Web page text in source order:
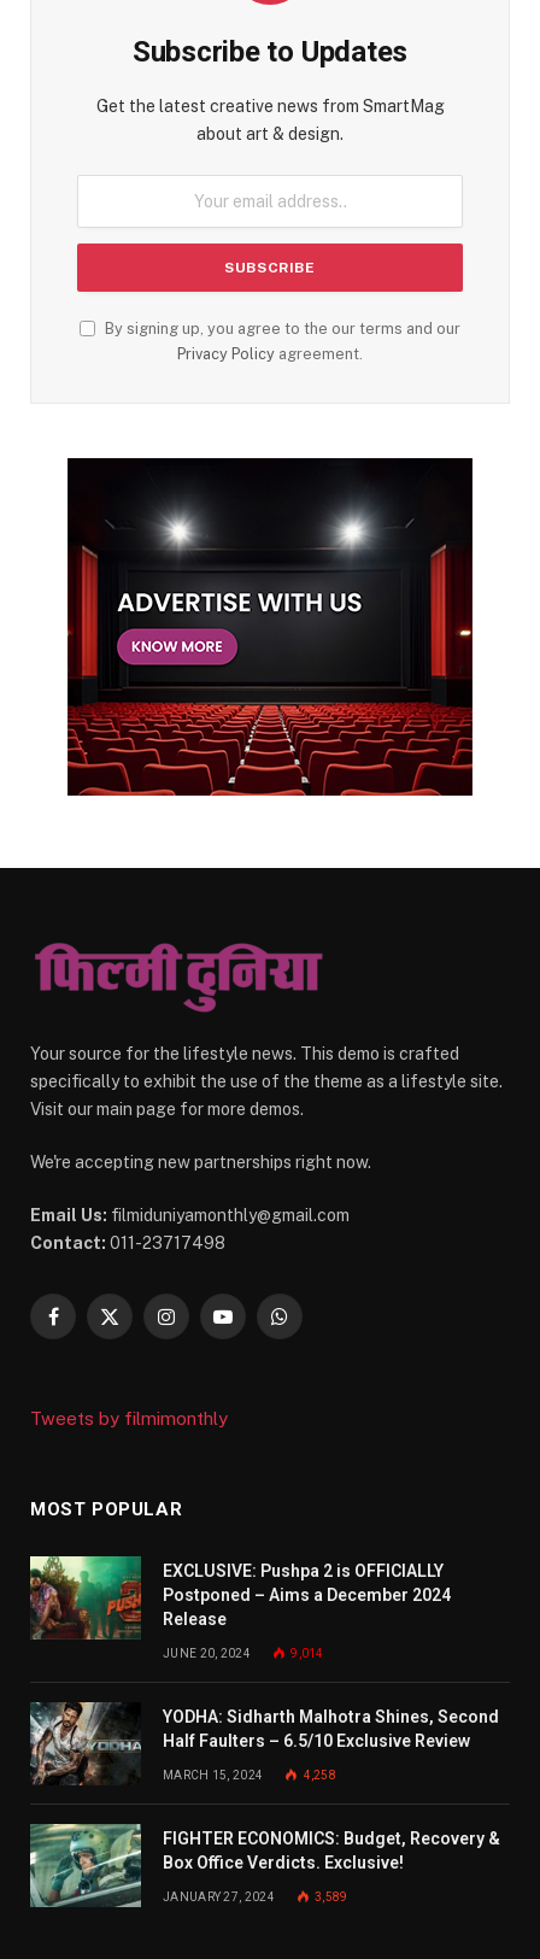
Subscribe to Updates
Get the latest creative news from SmartMag
about art & design.
By signing up, you agree to the our terms and our
Privacy Policy agreement.
Your source for the lifestyle news. This demo is crafted
specifically to exhibit the use of the theme as a lifestyle site.
Visit our main page for more demos.
We're accepting new partnerships right now.
Email Us: filmiduniyamonthly@gmail.com
Contact: 011-23717498
Facebook
X
InstagramYouTubeWhatsApp
Tweets by filmimonthly
MOST POPULAR
EXCLUSIVE: Pushpa 2 is OFFICIALLY
Postponed – Aims a December 2024
Release
JUNE 20, 2024 9,014
YODHA: Sidharth Malhotra Shines, Second
Half Faulters – 6.5/10 Exclusive Review
MARCH 15, 2024 4,258
FIGHTER ECONOMICS: Budget, Recovery &
Box Office Verdicts. Exclusive!
JANUARY 27, 2024 3,589